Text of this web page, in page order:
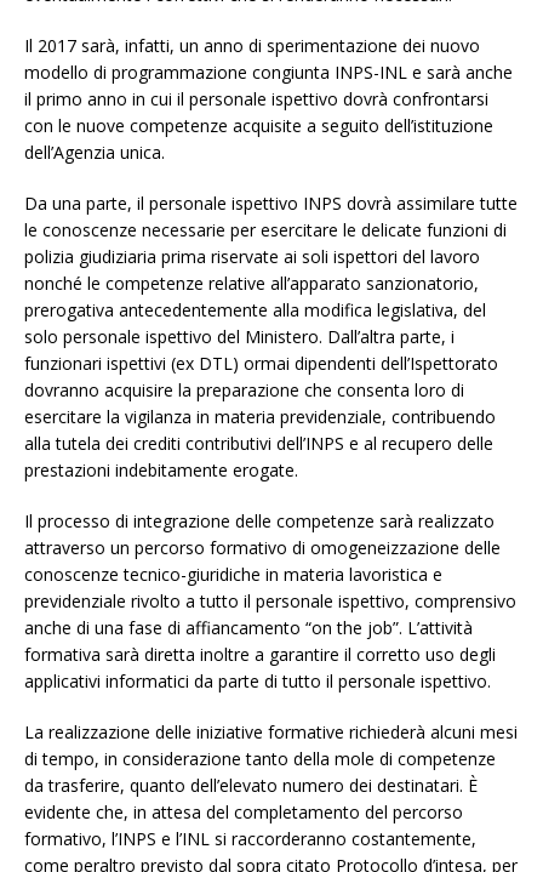
Il 2017 sarà, infatti, un anno di sperimentazione dei nuovo
modello di programmazione congiunta INPS-INL e sarà anche
il primo anno in cui il personale ispettivo dovrà confrontarsi
con le nuove competenze acquisite a seguito dell’istituzione
dell’Agenzia unica.
Da una parte, il personale ispettivo INPS dovrà assimilare tutte
le conoscenze necessarie per esercitare le delicate funzioni di
polizia giudiziaria prima riservate ai soli ispettori del lavoro
nonché le competenze relative all’apparato sanzionatorio,
prerogativa antecedentemente alla modifica legislativa, del
solo personale ispettivo del Ministero. Dall’altra parte, i
funzionari ispettivi (ex DTL) ormai dipendenti dell’Ispettorato
dovranno acquisire la preparazione che consenta loro di
esercitare la vigilanza in materia previdenziale, contribuendo
alla tutela dei crediti contributivi dell’INPS e al recupero delle
prestazioni indebitamente erogate.
Il processo di integrazione delle competenze sarà realizzato
attraverso un percorso formativo di omogeneizzazione delle
conoscenze tecnico-giuridiche in materia lavoristica e
previdenziale rivolto a tutto il personale ispettivo, comprensivo
anche di una fase di affiancamento “on the job”. L’attività
formativa sarà diretta inoltre a garantire il corretto uso degli
applicativi informatici da parte di tutto il personale ispettivo.
La realizzazione delle iniziative formative richiederà alcuni mesi
di tempo, in considerazione tanto della mole di competenze
da trasferire, quanto dell’elevato numero dei destinatari. È
evidente che, in attesa del completamento del percorso
formativo, l’INPS e l’INL si raccorderanno costantemente,
come peraltro previsto dal sopra citato Protocollo d’intesa, per